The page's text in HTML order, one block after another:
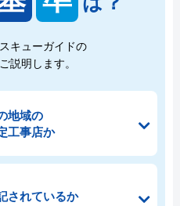
キューガイドの
説明します。
地域の
工事店か
されているか